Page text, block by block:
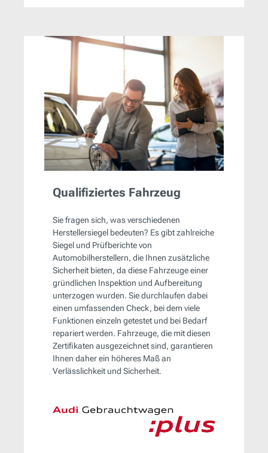
Qualifiziertes Fahrzeug
Sie fragen sich, was verschiedenen
Herstellersiegel bedeuten? Es gibt zahlreiche
Siegel und Prüfberichte von
Automobilherstellern, die Ihnen zusätzliche
Sicherheit bieten, da diese Fahrzeuge einer
gründlichen Inspektion und Aufbereitung
unterzogen wurden. Sie durchlaufen dabei
einen umfassenden Check, bei dem viele
Funktionen einzeln getestet und bei Bedarf
repariert werden. Fahrzeuge, die mit diesen
Zertifikaten ausgezeichnet sind, garantieren
Ihnen daher ein höheres Maß an
Verlässlichkeit und Sicherheit.